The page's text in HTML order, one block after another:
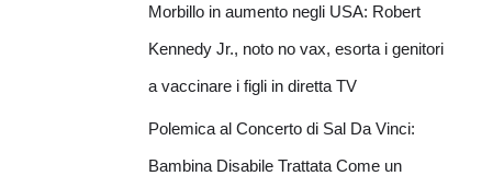
Morbillo in aumento negli USA: Robert
Kennedy Jr., noto no vax, esorta i genitori
a vaccinare i figli in diretta TV
Polemica al Concerto di Sal Da Vinci:
Bambina Disabile Trattata Come un